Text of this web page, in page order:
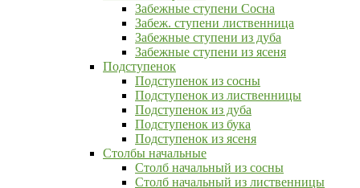
Забежные ступени Сосна
Забеж. ступени лиственница
Забежные ступени из дуба
Забежные ступени из ясеня
Подступенок
Подступенок из сосны
Подступенок из лиственницы
Подступенок из дуба
Подступенок из бука
Подступенок из ясеня
Столбы начальные
Столб начальный из сосны
Столб начальный из лиственницы